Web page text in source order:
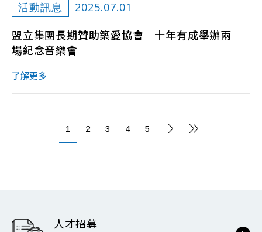
活動訊息 2025.07.01
盟立集團長期贊助築愛協會 十年有成舉辦兩
場紀念音樂會
了解更多
1 2 3 4 5
人才招募